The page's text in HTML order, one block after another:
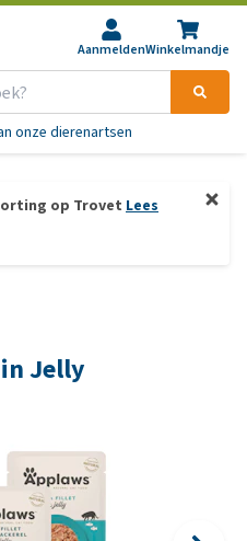
AanmeldenWinkelmandje
onze dierenartsen
op Trovet Lees
Jelly